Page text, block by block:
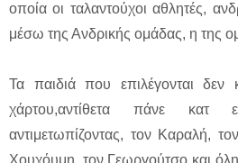
οποία οι ταλαντούχοι αθλητές,
μέσω της Ανδρικής ομάδας, η της
Τα παιδιά που επιλέγονται δεν
χάρτου,αντίθετα πάνε κατ
αντιμετωπίζοντας, τον Καραλή,